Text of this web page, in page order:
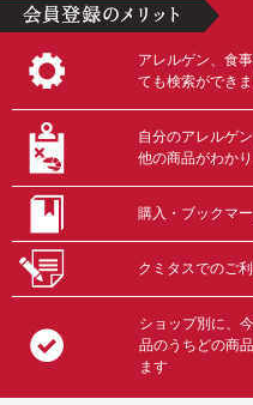
アレルゲン、食
ても検索ができ
自分のアレルゲ
他の商品がわか
購入・ブックマ
クミタスでのご
ショップ別に、
品のうちどの商
ます